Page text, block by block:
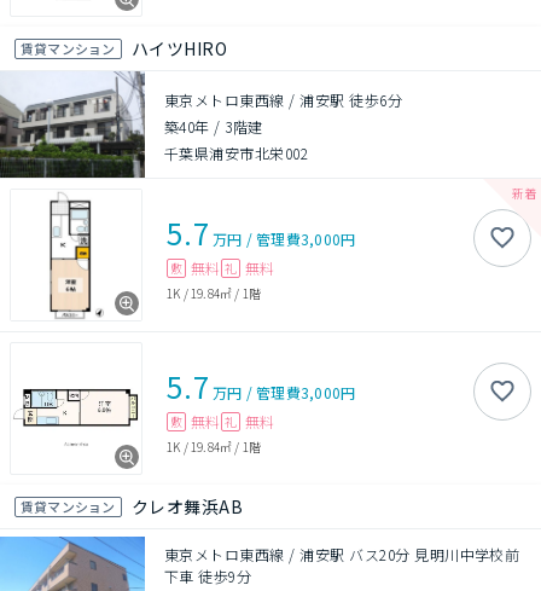
賃貸マンション ハイツHIRO
東京メトロ東西線 / 浦安駅 徒歩6分
築40年 / 3階建
千葉県浦安市北栄002
5.7 万円 /管理費3,000円
敷 無料 礼 無料
1K / 19.84㎡ / 1階
5.7 万円 /管理費3,000円
敷 無料 礼 無料
1K / 19.84㎡ / 1階
賃貸マンション クレオ舞浜AB
東京メトロ東西線 / 浦安駅 バス20分 見明川中学校前
下車 徒歩9分